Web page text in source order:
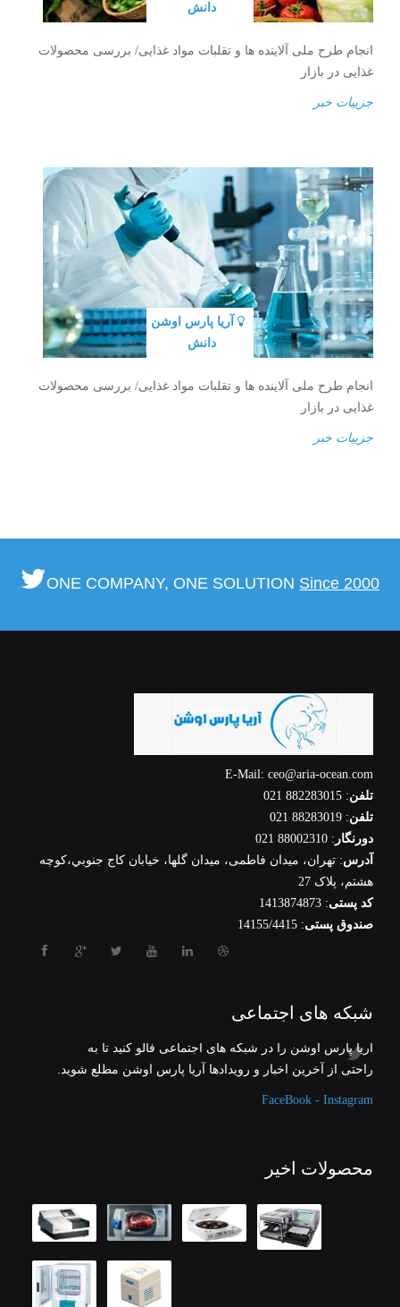
دانش
انجام طرح ملی آلاینده ها و تقلبات مواد غذایی/ بررسی محصولات
غذایی در بازار
جزییات خبر
آریا پارس اوشن
دانش
انجام طرح ملی آلاینده ها و تقلبات مواد غذایی/ بررسی محصولات
غذایی در بازار
جزییات خبر
ONE COMPANY, ONE SOLUTION Since 2000
E-Mail: ceo@aria-ocean.com
تلفن: 882283015 021
تلفن: 88283019 021
دورنگار : 88002310 021
آدرس: تهران، ميدان فاطمی، میدان گلها، خيابان كاج جنوبي،كوچه
هشتم، پلاک 27
کد پستی: 1413874873
صندوق پستی: 14155/4415
شبکه های اجتماعی
آریا پارس اوشن را در شبکه های اجتماعی فالو کنید تا به
راحتی از آخرین اخبار و رویدادها آریا پارس اوشن مطلع شوید.
FaceBook - Instagram
محصولات اخیر